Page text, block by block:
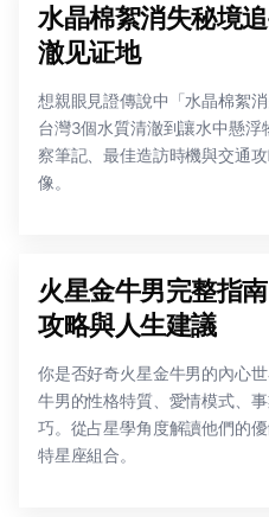
水晶棉絮消失秘境
澈见证地
想親眼見證傳說中「水晶棉絮
台灣3個水質清澈到讓水中懸浮
察筆記、最佳造訪時機與交通
像。
火星金牛男完整指
攻略與人生建議
你是否好奇火星金牛男的內心
牛男的性格特質、愛情模式、
巧。從占星學角度解讀他們的
特星座組合。